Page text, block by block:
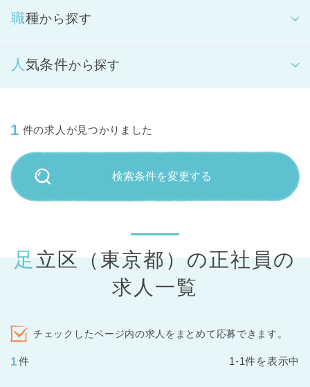
職種から探す
人気条件から探す
1 件の求人が見つかりました
検索条件を変更する
足立区（東京都）の正社員の
求人一覧
チェックしたページ内の求人をまとめて応募できます。
1件 1-1件を表示中